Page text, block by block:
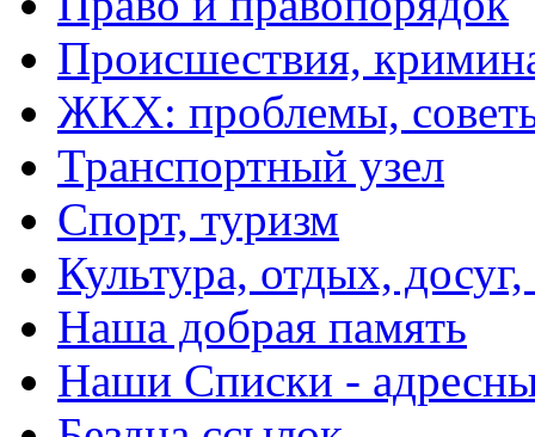
Происшествия,
ЖКХ: проблемы,
Транспортный узел
Спорт, туризм
Культура, отдых,
Наша добрая память
Наши Списки -